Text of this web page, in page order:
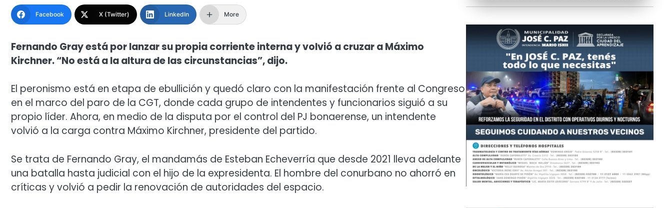
Facebook X (Twitter) LinkedIn More
Fernando Gray está por lanzar su propia corriente interna y volvió a cruzar a Máximo
Kirchner. “No está a la altura de las circunstancias”, dijo.
El peronismo está en etapa de ebullición y quedó claro con la manifestación frente al Congreso
en el marco del paro de la CGT, donde cada grupo de intendentes y funcionarios siguió a su
propio líder. Ahora, en medio de la disputa por el control del PJ bonaerense, un intendente
volvió a la carga contra Máximo Kirchner, presidente del partido.
Se trata de Fernando Gray, el mandamás de Esteban Echeverría que desde 2021 lleva adelante
una batalla hasta judicial con el hijo de la expresidenta. El hombre del conurbano no ahorró en
críticas y volvió a pedir la renovación de autoridades del espacio.